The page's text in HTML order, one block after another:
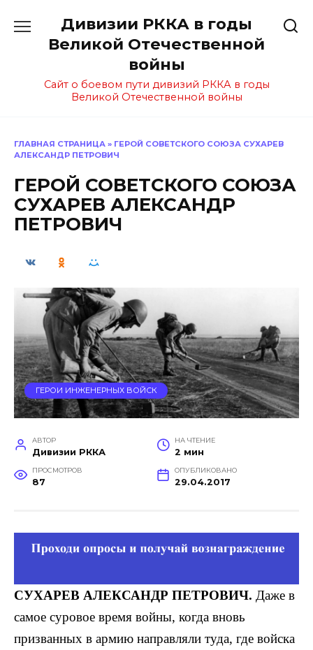
содержанию
Дивизии РККА в годы
Великой Отечественной
войны
Сайт о боевом пути дивизий РККА в годы
Великой Отечественной войны
ГЛАВНАЯ СТРАНИЦА » ГЕРОЙ СОВЕТСКОГО СОЮЗА СУХАРЕВ
АЛЕКСАНДР ПЕТРОВИЧ
ГЕРОЙ СОВЕТСКОГО СОЮЗА
СУХАРЕВ АЛЕКСАНДР
ПЕТРОВИЧ
ГЕРОИ ИНЖЕНЕРНЫХ ВОЙСК
АВТОР
Дивизии РККА
НА ЧТЕНИЕ
2 мин
ПРОСМОТРОВ
87
ОПУБЛИКОВАНО
29.04.2017
СУХАРЕВ АЛЕКСАНДР ПЕТРОВИЧ. Даже в
самое суровое время вой­ны, когда вновь
призванных в ар­мию направляли туда, где войска